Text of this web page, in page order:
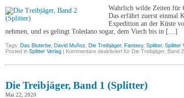
Wahrlich wilde Zeiten für
Das erfährt zuerst einmal
Expedition an der Küste
nehmen, und es gelingt Toledano sogar, dem Viech bis in […]
Tags: Das Bluterbe David Muñoz Die Treibjäger, Fantasy, Splitter, Splitter
Posted in Splitter Verlag | Kommentare deaktiviert für Die Treibjäger, Band
Die Treibjäger, Band 1 (Splitter)
Mai 22, 2020